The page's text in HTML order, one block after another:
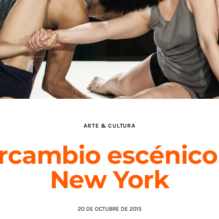
ARTE & CULTURA
New York
20 DE OCTUBRE DE 2015